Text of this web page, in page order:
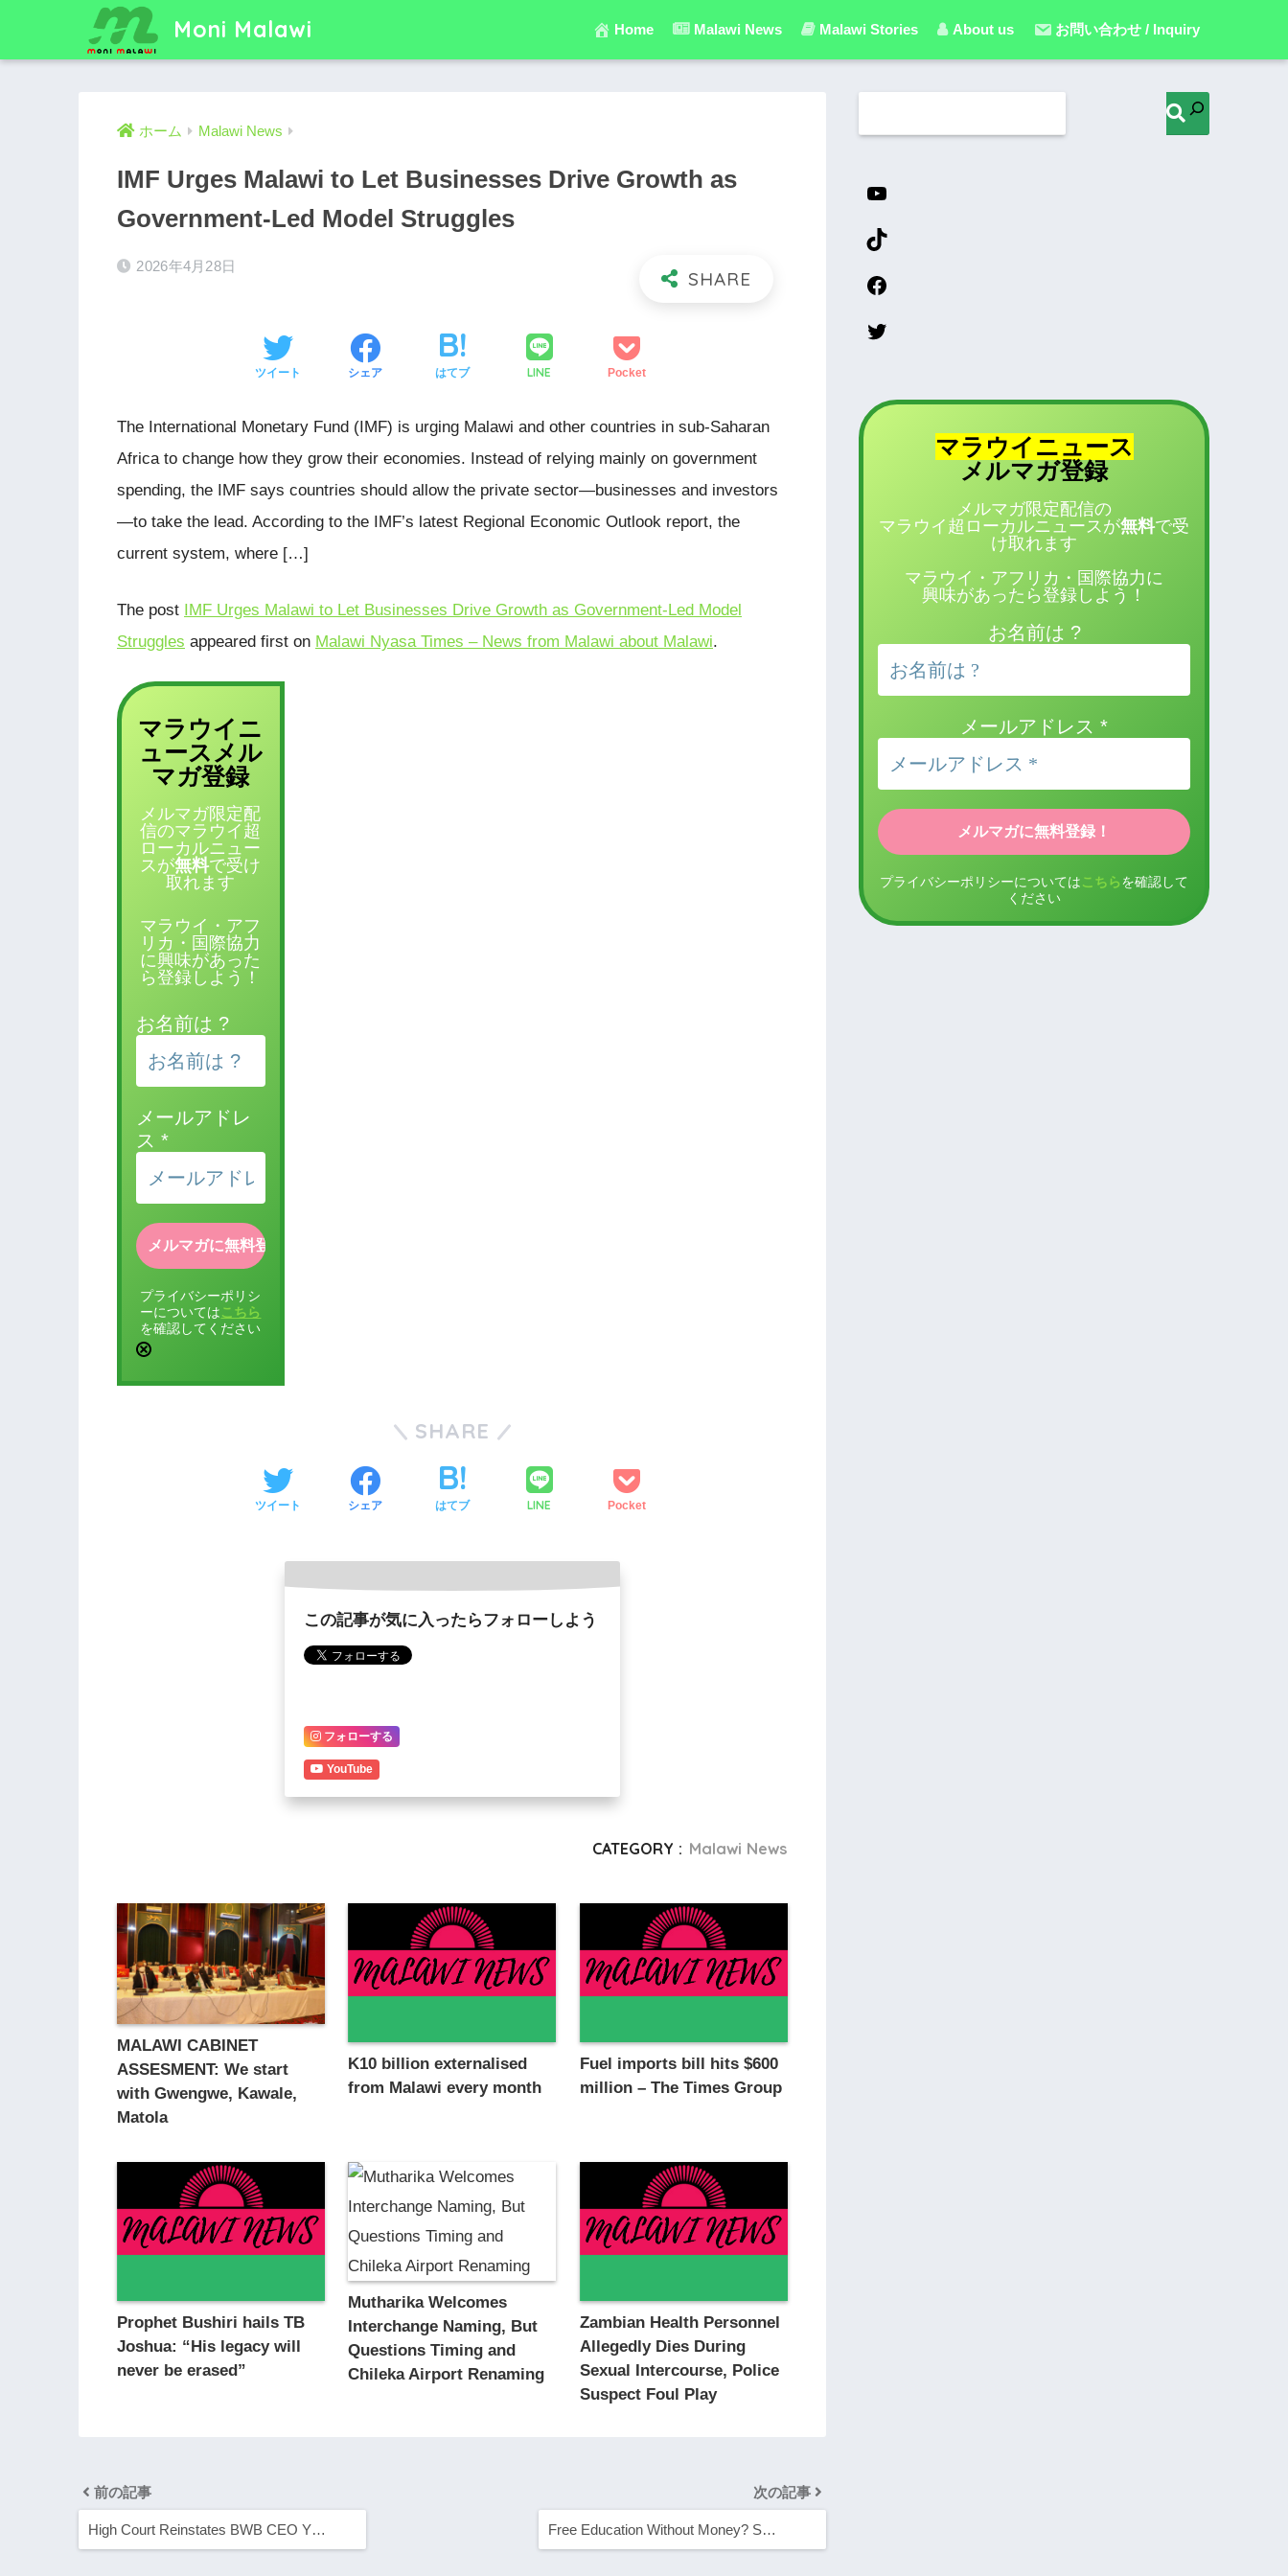
Moni Malawi Home Malawi News Malawi Stories About us お問い合わせ / Inquiry
ホーム Malawi News
IMF Urges Malawi to Let Businesses Drive Growth as
Government-Led Model Struggles
2026年4月28日
ツイート シェア はてブ LINE Pocket
The International Monetary Fund (IMF) is urging Malawi and other countries in sub-Saharan
Africa to change how they grow their economies. Instead of relying mainly on government
spending, the IMF says countries should allow the private sector—businesses and investors
—to take the lead. According to the IMF’s latest Regional Economic Outlook report, the
current system, where […]
The post IMF Urges Malawi to Let Businesses Drive Growth as Government-Led Model
Struggles appeared first on Malawi Nyasa Times – News from Malawi about Malawi.
マラウイニ
ュース メル
マガ登録
メルマガ限定配
信のマラウイ超
ローカルニュー
スが無料で受け
取れます
マラウイ・アフ
リカ・国際協力
に興味があった
ら登録しよう！
お名前は ?
メールアドレ
ス *
プライバシーポリシ
ーについては こちら
を確認してください
SHARE
ツイート シェア はてブ LINE Pocket
この記事が気に入ったらフォローしよう
フォローする
YouTube
CATEGORY : Malawi News
MALAWI CABINET
ASSESMENT: We start
with Gwengwe, Kawale,
Matola
K10 billion externalised
from Malawi every month
Fuel imports bill hits $600
million – The Times Group
Prophet Bushiri hails TB
Joshua: “His legacy will
never be erased”
Mutharika Welcomes
Interchange Naming, But
Questions Timing and
Chileka Airport Renaming
Zambian Health Personnel
Allegedly Dies During
Sexual Intercourse, Police
Suspect Foul Play
前の記事
High Court Reinstates BWB CEO Y…
次の記事
Free Education Without Money? S…
マラウイニュース
メルマガ登録
メルマガ限定配信の
マラウイ超ローカルニュースが無料で受
け取れます
マラウイ・アフリカ・国際協力に
興味があったら登録しよう！
お名前は ?
メールアドレス*
プライバシーポリシーについては こちら を確認して
ください